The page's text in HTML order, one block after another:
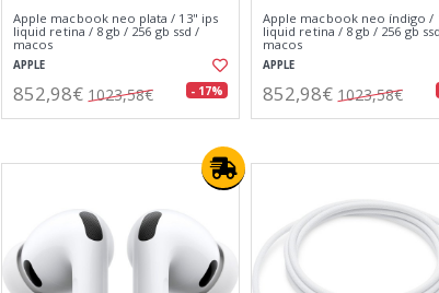
Apple macbook neo plata / 13" ips
liquid retina / 8 gb / 256 gb ssd /
macos
APPLE
852,98€ 1023,58€ - 17%
Apple macbook neo índigo /
liquid retina / 8 gb / 256 gb
macos
APPLE
852,98€ 1023,58€